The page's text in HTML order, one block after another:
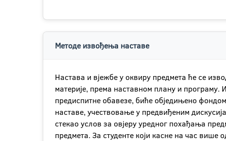
Методе извођења наставе
Настава и вјежбе у оквиру предмета ће се
материје, према наставном плану и програму.
предиспитне обавезе, биће обједињено
наставе, учествовање у предвиђеним
стекао услов за овјеру уредног похађања
предмета. За студенте који касне на час више